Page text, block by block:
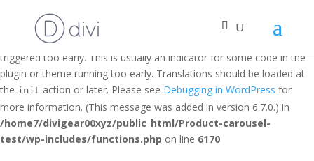
: Function _load_textdomain_just_in_time was called
incorrectly. Translation loading for the
domain was
triggered too early. This is usually an indicator for some code in the
plugin or theme running too early. Translations should be loaded at
the init action or later. Please see Debugging in WordPress for
more information. (This message was added in version 6.7.0.) in
/home7/divigear00xyz/public_html/Product-carousel-
test/wp-includes/functions.php on line 6170